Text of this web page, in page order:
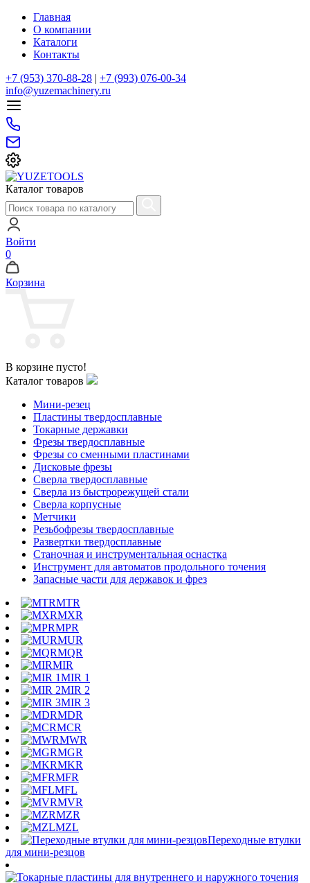
Главная
О компании
Каталоги
Контакты
+7 (953) 370-88-28 | +7 (993) 076-00-34
info@yuzemachinery.ru
Каталог товаров
Войти
0
Корзина
В корзине пусто!
Каталог товаров
Мини-резец
Пластины твердосплавные
Токарные державки
Фрезы твердосплавные
Фрезы со сменными пластинами
Дисковые фрезы
Сверла твердосплавные
Сверла из быстрорежущей стали
Сверла корпусные
Метчики
Резьбофрезы твердосплавные
Развертки твердосплавные
Станочная и инструментальная оснастка
Инструмент для автоматов продольного точения
Запасные части для державок и фрез
MTR
MXR
MPR
MUR
MQR
MIR
MIR 1
MIR 2
MIR 3
MDR
MCR
MWR
MGR
MKR
MFR
MFL
MVR
MZR
MZL
Переходные втулки
для мини-резцов